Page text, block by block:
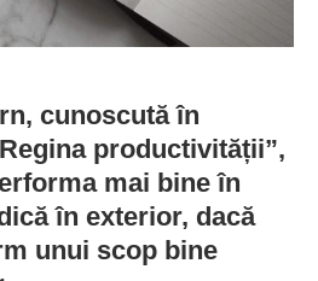
cunoscută în
productivității”,
mai bine în
în exterior, dacă
unui scop bine